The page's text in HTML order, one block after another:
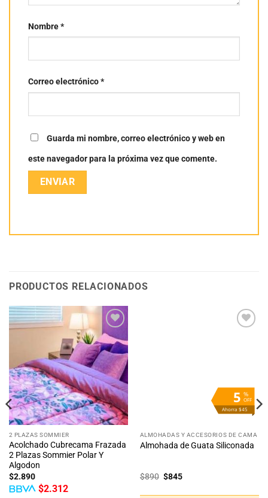
Nombre*
Correo electrónico*
Guarda mi nombre, correo electrónico y web en
este navegador para la próxima vez que comente.
PRODUCTOS RELACIONADOS
Añadir
a la
lista
deseos
2 PLAZAS SOMMIER
Acolchado Cubrecama Frazada
2 Plazas Sommier Polar Y
Algodon
$2.890
$2.312
%
OFF
5
Ahorra $45
ALMOHADAS Y ACCESORIOS DE CAMA
Almohada de Guata Siliconada
$890 El
precio
$845El